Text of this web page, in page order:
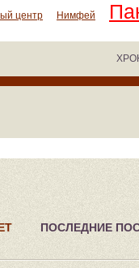
центр Нимфей
ПОСЛЕДНИЕ